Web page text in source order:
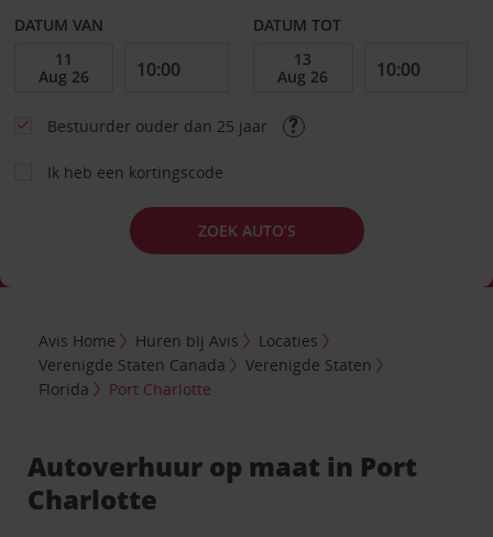
DATUM VAN DATUM TOT
Bestuurder ouder dan 25 jaar
Ik heb een kortingscode
ZOEK AUTO’S
Avis Home Huren bij Avis
Locaties
Verenigde Staten Canada
Verenigde Staten
Florida
Port Charlotte
Autoverhuur op maat in Port
Charlotte